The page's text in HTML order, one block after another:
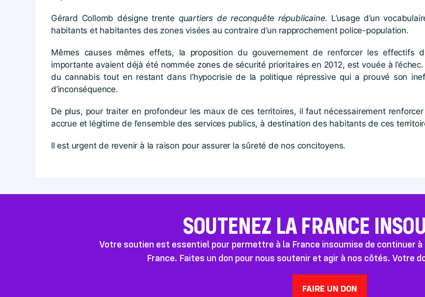
Gérard Collomb désigne trente quartiers de reconquête républicaine. L’usage d’un
habitants et habitantes des zones visées au contraire d’un rapprochement police-population.
Mêmes causes mêmes effets, la proposition du gouvernement de renforcer les effectifs
importante avaient déjà été nommée zones de sécurité prioritaires en 2012, est vouée à
du cannabis tout en restant dans l’hypocrisie de la politique répressive qui a prouvé son
d’inconséquence.
De plus, pour traiter en profondeur les maux de ces territoires, il faut nécessairement
accrue et légitime de l’ensemble des services publics, à destination des habitants de ces
Il est urgent de revenir à la raison pour assurer la sûreté de nos concitoyens.
SOUTENEZ LA FRANCE
Votre soutien est essentiel pour permettre à la France insoumise de continuer
France. Faites un don pour nous soutenir et agir à nos côtés. Votre
FAIRE UN DON